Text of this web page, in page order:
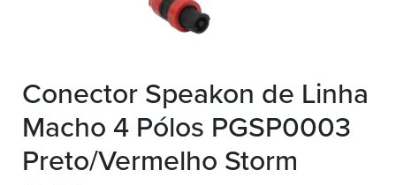
Conector Speakon de Linha
Macho 4 Pólos PGSP0003
Preto/Vermelho Storm